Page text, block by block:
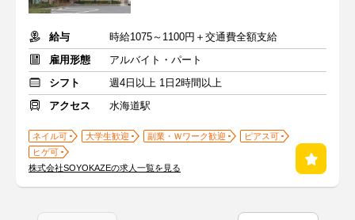
給与
時給1075～1100円＋交通費全額支給
雇用形態
アルバイト・パート
シフト
週4日以上 1日2時間以上
アクセス
水海道駅
ネイル可 大学生歓迎 副業・Ｗワーク歓迎
ピアス可
ヒゲ可
株式会社SOYOKAZEの求人一覧を見る